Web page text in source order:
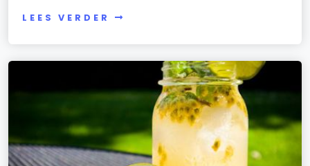
LEES VERDER